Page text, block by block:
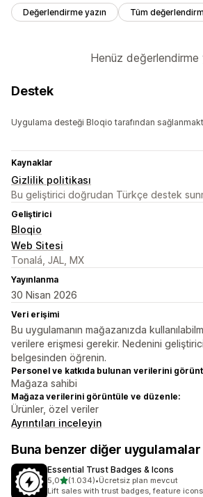
Değerlendirme yazın Tüm
Henüz değerlendirme
Destek
Uygulama desteği Bloqio tarafından
Kaynaklar
Gizlilik politikası
Bu geliştirici doğrudan Türkçe destek
Geliştirici
Bloqio
Web Sitesi
Tonalá, JAL, MX
Yayınlanma
30 Nisan 2026
Veri erişimi
Bu uygulamanın mağazanızda
verilere erişmesi gerekir. Nedenini
belgesinden öğrenin.
Personel ve katkıda bulunan verilerini
Mağaza sahibi
Mağaza verilerini görüntüle ve düzenle:
Ürünler, özel veriler
Ayrıntıları inceleyin
Buna benzer diğer uygulamalar
Essential Trust Badges & Icons
5,05 yıldız üzerinden
(1.034)
toplam 1034 değerlendirme
•Ücretsiz plan mevcut
Lift sales with trust badges, feature